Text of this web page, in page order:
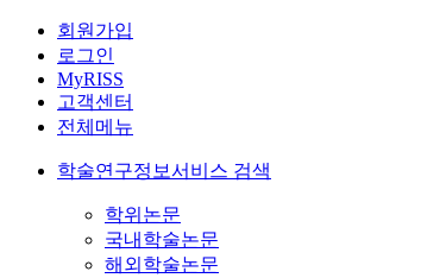
회원가입
로그인
MyRISS
고객센터
전체메뉴
학술연구정보서비스 검색
학위논문
국내학술논문
해외학술논문